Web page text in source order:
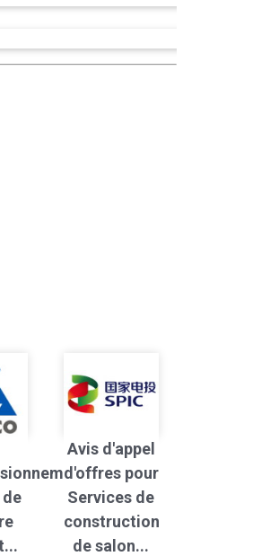
de
Avis d'appel
d'offres pour
Services de
construction
de salon...